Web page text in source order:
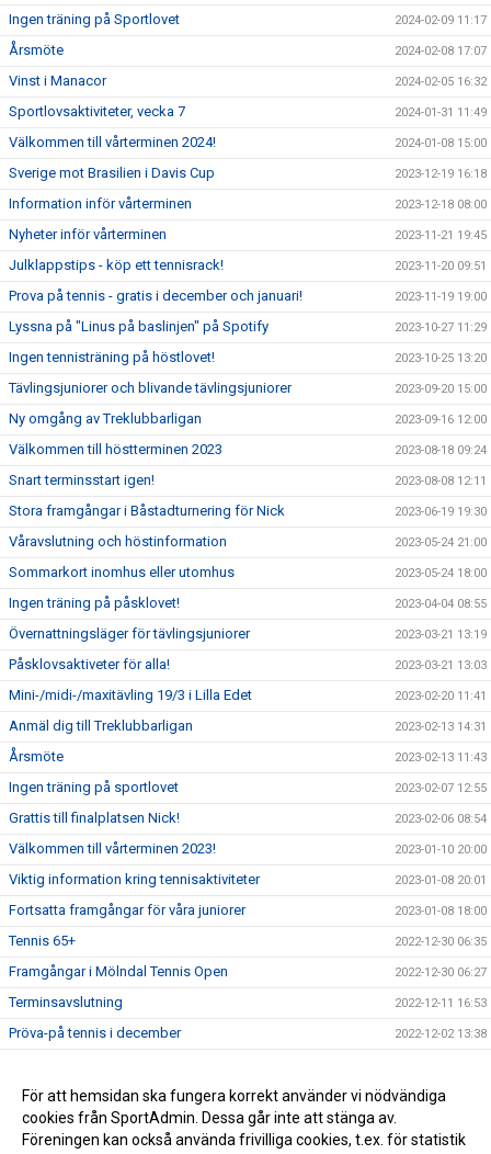
Ingen träning på Sportlovet 2024-02-09 11:17
Årsmöte 2024-02-08 17:07
Vinst i Manacor 2024-02-05 16:32
Sportlovsaktiviteter, vecka 7 2024-01-31 11:49
Välkommen till vårterminen 2024! 2024-01-08 15:00
Sverige mot Brasilien i Davis Cup 2023-12-19 16:18
Information inför vårterminen 2023-12-18 08:00
Nyheter inför vårterminen 2023-11-21 19:45
Julklappstips - köp ett tennisrack! 2023-11-20 09:51
Prova på tennis - gratis i december och januari! 2023-11-19 19:00
Lyssna på "Linus på baslinjen" på Spotify 2023-10-27 11:29
Ingen tennisträning på höstlovet! 2023-10-25 13:20
Tävlingsjuniorer och blivande tävlingsjuniorer 2023-09-20 15:00
Ny omgång av Treklubbarligan 2023-09-16 12:00
Välkommen till höstterminen 2023 2023-08-18 09:24
Snart terminsstart igen! 2023-08-08 12:11
Stora framgångar i Båstadturnering för Nick 2023-06-19 19:30
Våravslutning och höstinformation 2023-05-24 21:00
Sommarkort inomhus eller utomhus 2023-05-24 18:00
Ingen träning på påsklovet! 2023-04-04 08:55
Övernattningsläger för tävlingsjuniorer 2023-03-21 13:19
Påsklovsaktiveter för alla! 2023-03-21 13:03
Mini-/midi-/maxitävling 19/3 i Lilla Edet 2023-02-20 11:41
Anmäl dig till Treklubbarligan 2023-02-13 14:31
Årsmöte 2023-02-13 11:43
Ingen träning på sportlovet 2023-02-07 12:55
Grattis till finalplatsen Nick! 2023-02-06 08:54
Välkommen till vårterminen 2023! 2023-01-10 20:00
Viktig information kring tennisaktiviteter 2023-01-08 20:01
Fortsatta framgångar för våra juniorer 2023-01-08 18:00
Tennis 65+ 2022-12-30 06:35
Framgångar i Mölndal Tennis Open 2022-12-30 06:27
Terminsavslutning 2022-12-11 16:53
Pröva-på tennis i december 2022-12-02 13:38
Enklare betalningssystem införs 2022-11-16 13:35
Välkommen till vår nya hemsida! 2022-11-10 10:26
För att hemsidan ska fungera korrekt använder vi nödvändiga
cookies från SportAdmin. Dessa går inte att stänga av.
Föreningen kan också använda frivilliga cookies, t.ex. för statistik